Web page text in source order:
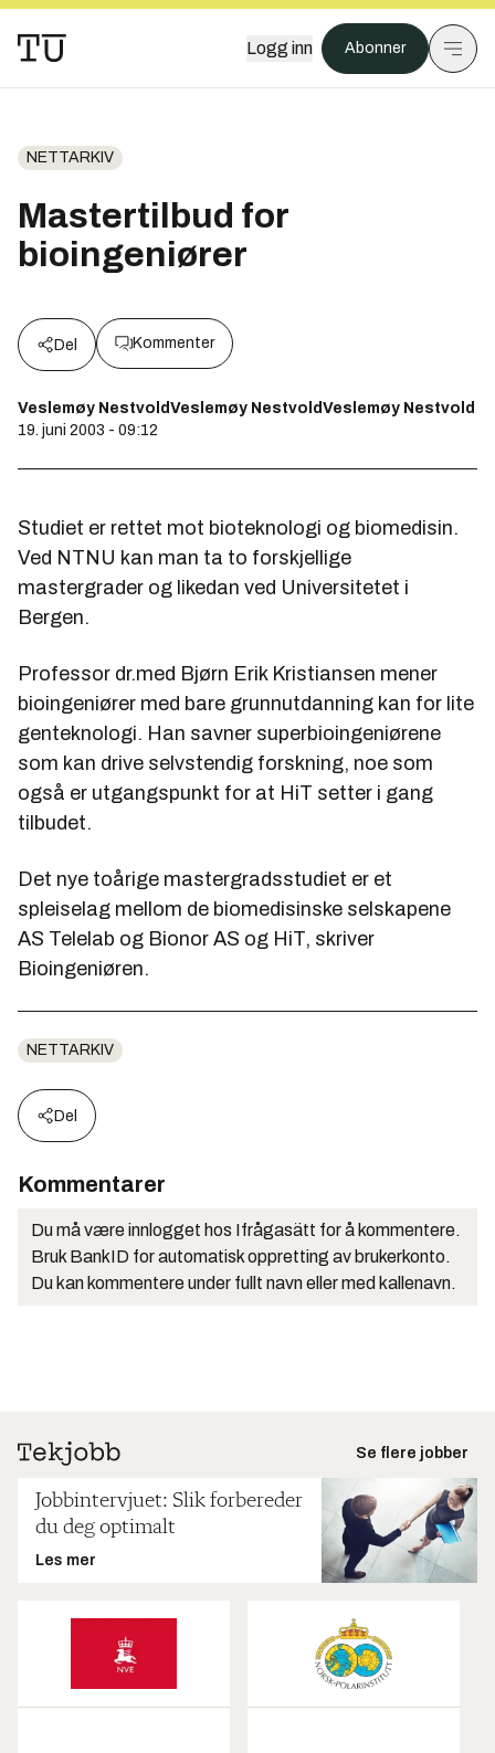
Logg inn Abonner
NETTARKIV
Mastertilbud for
bioingeniører
Del Kommenter
Veslemøy NestvoldVeslemøy NestvoldVeslemøy Nestvold
19. juni 2003 - 09:12
Studiet er rettet mot bioteknologi og biomedisin.
Ved NTNU kan man ta to forskjellige
mastergrader og likedan ved Universitetet i
Bergen.
Professor dr.med Bjørn Erik Kristiansen mener
bioingeniører med bare grunnutdanning kan for lite
genteknologi. Han savner superbioingeniørene
som kan drive selvstendig forskning, noe som
også er utgangspunkt for at HiT setter i gang
tilbudet.
Det nye toårige mastergradsstudiet er et
spleiselag mellom de biomedisinske selskapene
AS Telelab og Bionor AS og HiT, skriver
Bioingeniøren.
NETTARKIV
Del
Kommentarer
Du må være innlogget hos Ifrågasätt for å kommentere.
Bruk BankID for automatisk oppretting av brukerkonto.
Du kan kommentere under fullt navn eller med kallenavn.
Se flere jobber
Jobbintervjuet: Slik forbereder
du deg optimalt
Les mer